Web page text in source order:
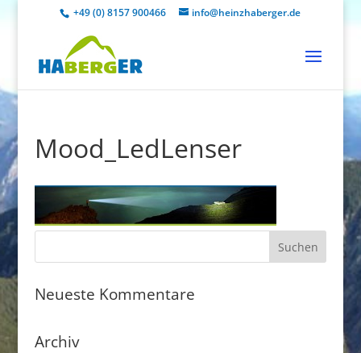
+49 (0) 8157 900466 info@heinzhaberger.de
Mood_LedLenser
Neueste Kommentare
Archiv